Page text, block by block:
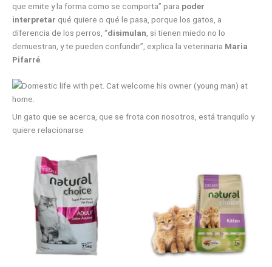
que emite y la forma como se comporta” para poder
interpretar qué quiere o qué le pasa, porque los gatos, a
diferencia de los perros, “disimulan , si tienen miedo no lo
demuestran, y te pueden confundir”, explica la veterinaria Maria
Pifarré
Un gato que se acerca, que se frota con nosotros, está tranquilo y
quiere relacionarse